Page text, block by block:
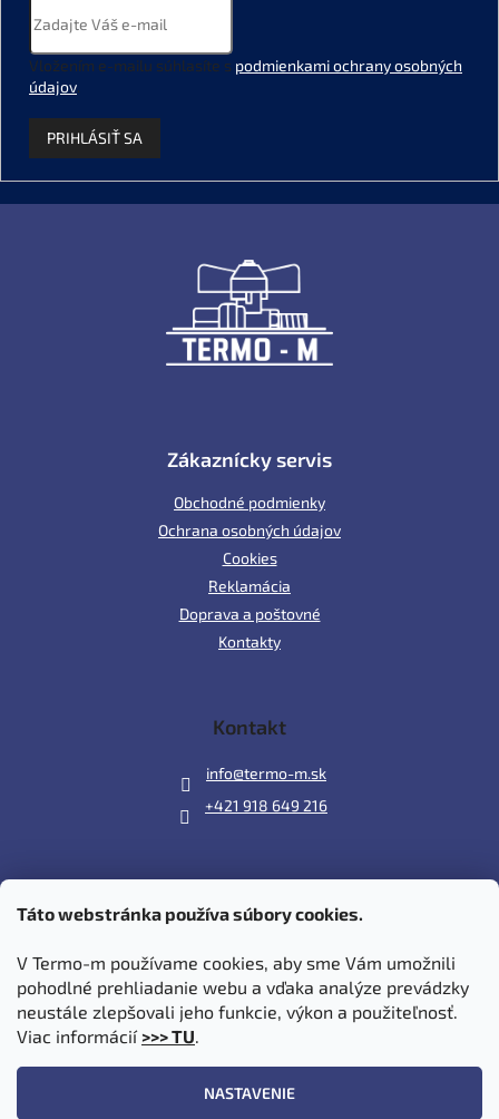
Táto webstránka používa súbory cookies.
V Termo-m používame cookies, aby sme Vám umožnili
pohodlné prehliadanie webu a vďaka analýze prevádzky
neustále zlepšovali jeho funkcie, výkon a použiteľnosť.
Viac informácií >>> TU.
NASTAVENIE
Vložením e-mailu súhlasíte s podmienkami ochrany osobných
údajov.
PRIHLÁSIŤ SA
Zákaznícky servis
Obchodné podmienky
Ochrana osobných údajov
Cookies
Reklamácia
Doprava a poštovné
Kontakty
Kontakt
info@termo-m.sk
+421 918 649 216
Prijímame online platby